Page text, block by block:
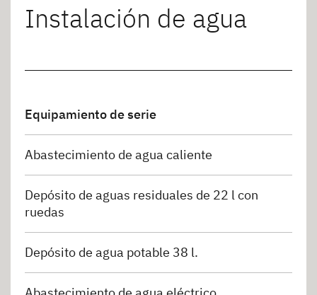
Instalación de agua
Equipamiento de serie
Abastecimiento de agua caliente
Depósito de aguas residuales de 22 l con
ruedas
Depósito de agua potable 38 l.